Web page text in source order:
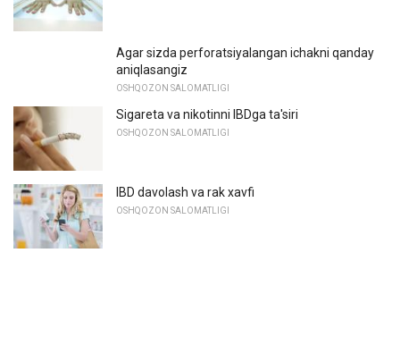
Agar sizda perforatsiyalangan ichakni qanday
aniqlasangiz
OSHQOZON SALOMATLIGI
Sigareta va nikotinni IBDga ta'siri
OSHQOZON SALOMATLIGI
IBD davolash va rak xavfi
OSHQOZON SALOMATLIGI